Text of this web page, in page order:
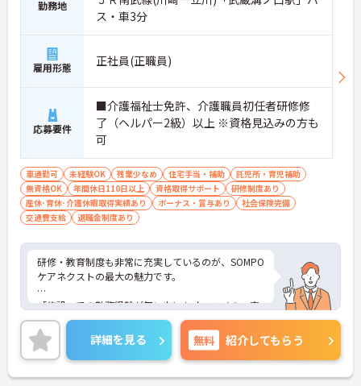
勤務地
ス・車3分
雇用形態 正社員(正職員)
応募要件
■介護福祉士免許、介護職員初任者研修修
了（ヘルパー2級）以上 ※資格見込みの方も
可
車通勤可 未経験OK 残業少なめ 住宅手当・補助
託児所・育児補助
無資格OK
年間休日110日以上 資格取得サポート
研修制度あり
産休･育休･介護休暇取得実績あり
ボーナス・賞与あり
社会保険完備
交通費支給
退職金制度あり
研修・教育制度も非常に充実しているのが、SOMPO
ケアネクストの最大の魅力です。
「施設」での勤務経験が無い方にもオススメの、充
実の受け入れ態勢が完備されています。2016年4月
に東京都港区の本社近くに「研修センター」がOPE
N！模擬施設となっており、全職種共通でリアルな
研修が受けられます。このような取り組みも業界で
は非常にめずらしいものとなっており、社員思いの
詳細を見る 無料 紹介してもらう